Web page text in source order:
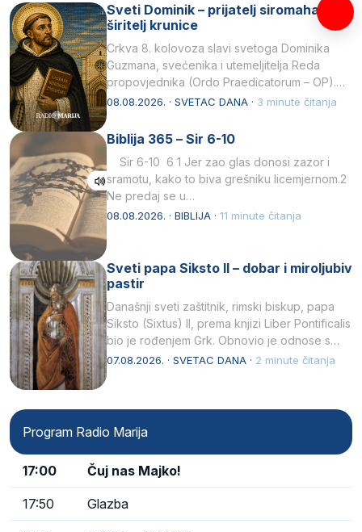
Sveti Dominik – prijatelj siromaha i
širitelj krunice
Crkva 8. kolovoza slavi svetoga Dominika
Guzmana, svećenika i utemeljitelja Reda
propovjednika (Ordo Praedicatorum – OP).
Svojim životom, dubokom ljubavlju prema
08.08.2026. · SVETAC DANA · 3 minute čitanja
Biblija 365 – Sir 6-10
Sir 6-10 6 1 Jer zao glas donosi zazor i
sramotu, kako to biva grešniku licemjernom.2
Ne predaj se u…
08.08.2026. · BIBLIJA · 11 minute čitanja
Sveti papa Siksto II – dobar i miroljubiv
pastir
Današnji sveti zaštitnik, rimski biskup, papa
Siksto (Sixtus) II, prema knjizi Liber Pontificalis
bio je rođenjem Grk. Obnovio je odnose s
afričkim…
07.08.2026. · SVETAC DANA · 2 minute čitanja
Program Radio Marija
17:00 Čuj nas Majko!
17:50 Glazba